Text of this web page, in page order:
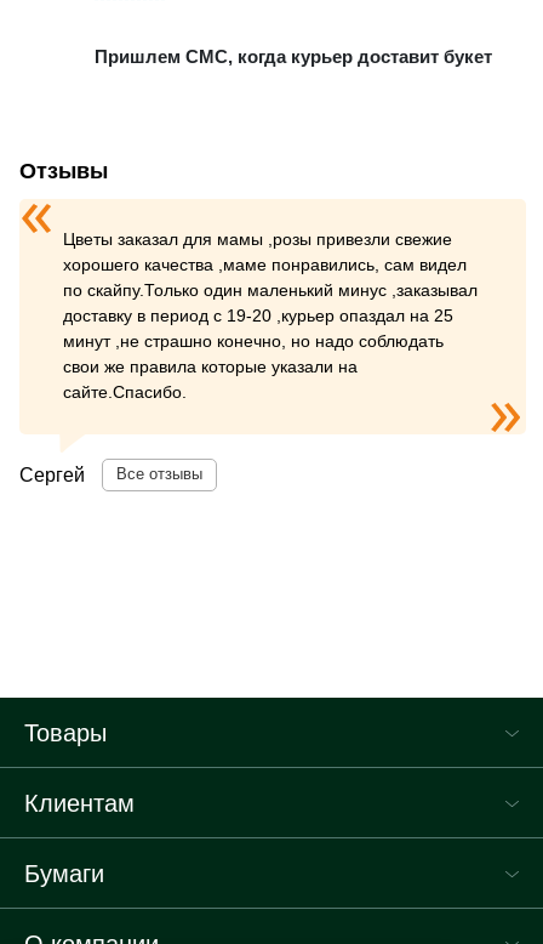
Пришлем СМС, когда курьер доставит букет
Отзывы
Цветы заказал для мамы ,розы привезли свежие
хорошего качества ,маме понравились, сам видел
по скайпу.Только один маленький минус ,заказывал
доставку в период с 19-20 ,курьер опаздал на 25
минут ,не страшно конечно, но надо соблюдать
свои же правила которые указали на
сайте.Спасибо.
Сергей Все отзывы
Товары
Клиентам
Бумаги